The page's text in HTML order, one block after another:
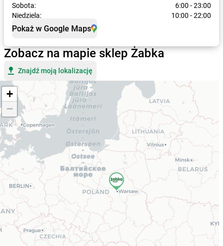
Sobota:
6:00 - 23:00
Niedziela:
10:00 - 22:00
Pokaż w Google Maps
Zobacz na mapie sklep Żabka
Znajdź moją lokalizację
+
−